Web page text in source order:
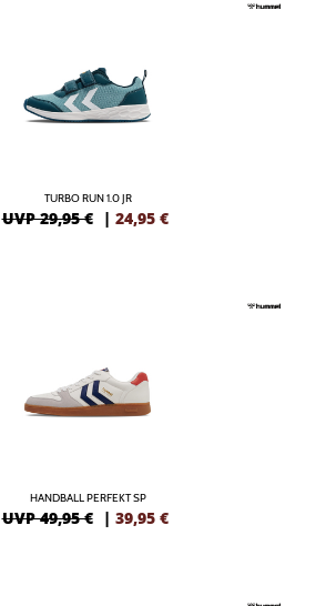
TURBO RUN 1.0 JR
UVP 29,95 € | 24,95 €
HANDBALL PERFEKT SP
UVP 49,95 € | 39,95 €